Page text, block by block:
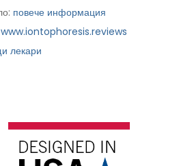
повече информация
www.iontophoresis.reviews
лекари